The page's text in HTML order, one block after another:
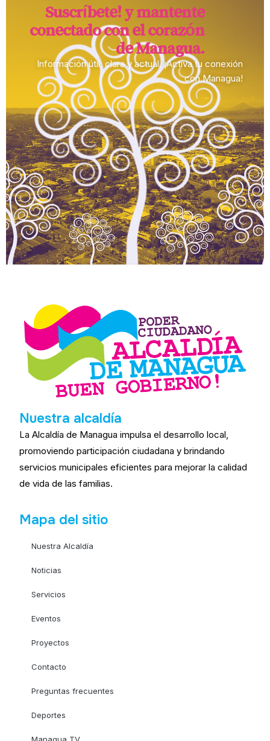
Suscríbete! y mantente
conectado con el corazón
de Managua.​
Información útil, clara y actual. ¡Activa tu conexión
con Managua!
Nuestra alcaldía
La Alcaldía de Managua impulsa el desarrollo local,
promoviendo participación ciudadana y brindando
servicios municipales eficientes para mejorar la calidad
de vida de las familias.
Mapa del sitio
Nuestra Alcaldía
Noticias
Servicios
Eventos
Proyectos
Contacto
Preguntas frecuentes
Deportes